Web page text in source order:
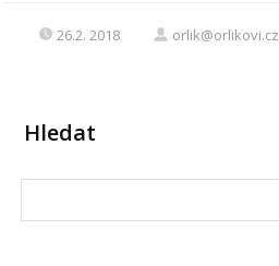
26.2. 2018 orlik@orlikovi.cz
Hledat